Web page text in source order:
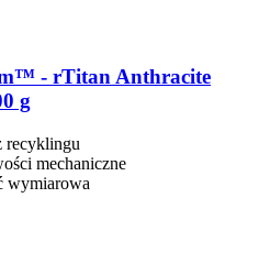
-​ rTitan Anthracite
g
recyklingu
mechaniczne
wymiarowa